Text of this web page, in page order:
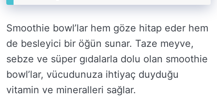
Smoothie bowl’lar hem göze hitap eder hem
de besleyici bir öğün sunar. Taze meyve,
sebze ve süper gıdalarla dolu olan smoothie
bowl’lar, vücudunuza ihtiyaç duyduğu
vitamin ve mineralleri sağlar.